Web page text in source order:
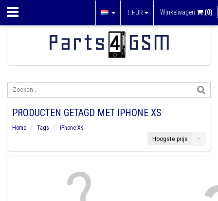
€ EUR Winkelwagen (0)
PRODUCTEN GETAGD MET IPHONE XS
Home Tags
iPhone Xs
Hoogste prijs